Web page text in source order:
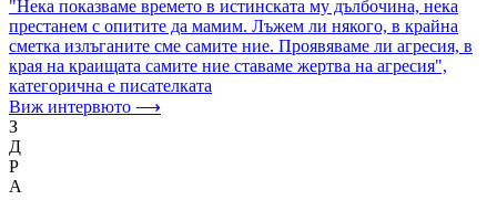
"Нека показваме времето в истинската му дълбочина, нека
престанем с опитите да мамим. Лъжем ли някого, в крайна
сметка излъганите сме самите ние. Проявяваме ли агресия, в
края на краищата самите ние ставаме жертва на агресия",
категорична е писателката
Виж интервюто ⟶
З
Д
Р
А